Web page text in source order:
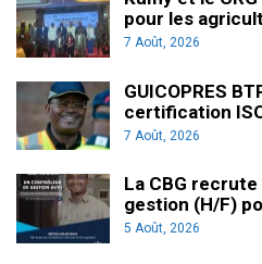
pour les
7 Août, 2026
GUICOPRES
certification
7 Août, 2026
La CBG
gestion (H/F)
5 Août, 2026